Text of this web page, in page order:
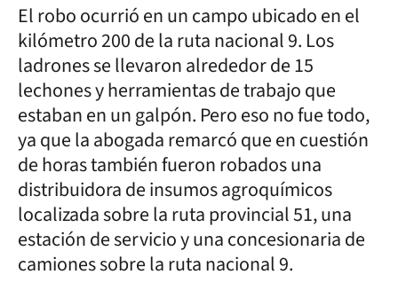
El robo ocurrió en un campo ubicado en el
kilómetro 200 de la ruta nacional 9. Los
ladrones se llevaron alrededor de 15
lechones y herramientas de trabajo que
estaban en un galpón. Pero eso no fue todo,
ya que la abogada remarcó que en cuestión
de horas también fueron robados una
distribuidora de insumos agroquímicos
localizada sobre la ruta provincial 51, una
estación de servicio y una concesionaria de
camiones sobre la ruta nacional 9.